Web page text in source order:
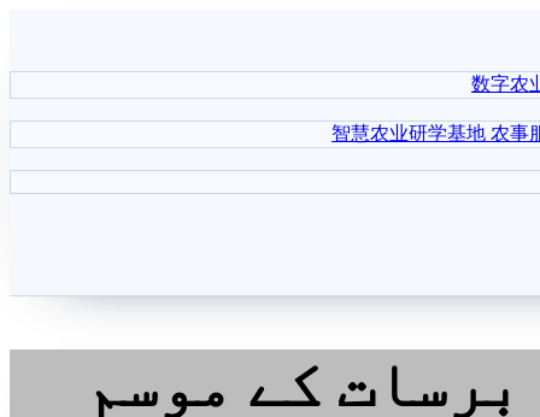
数字农
智慧农业研学基地 农事
کے موسم